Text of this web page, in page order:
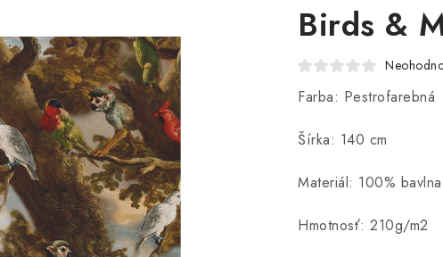
Birds &
Farba: Pestrofarebná
Šírka: 140 cm
Materiál: 100% bavlna
Hmotnosť: 210g/m2